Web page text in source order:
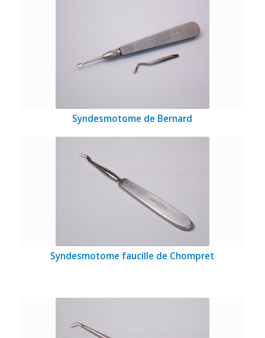
Syndesmotome de Bernard
Syndesmotome faucille de Chompret